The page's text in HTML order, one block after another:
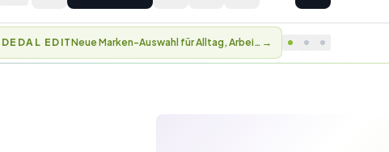
DEDAL EDIT Neue Marken-Auswahl für Alltag, Arbeit und Reisen. →